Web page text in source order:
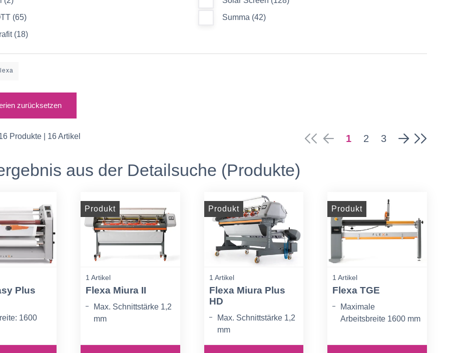
(65)
Summa (42)
(18)
zurücksetzen
Produkte | 16 Artikel 1 2 3
aus der Detailsuche (Produkte)
Plus
1600
Produkt
1 Artikel
Flexa Miura II
Max. Schnittstärke 1,2
mm
Produkt
1 Artikel
Flexa Miura Plus
HD
Max. Schnittstärke 1,2
mm
Arbeitsbreite 1600 mm
Produkt
1 Artikel
Flexa TGE
Maximale
Arbeitsbreite 1600 mm
Rollendurchmesser: